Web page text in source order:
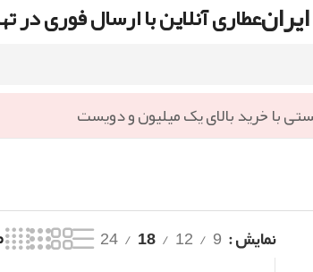
عطاری آنلاین با ارسال فوری در
با خرید بالای یک میلیون و دویست
نمایش 9
12
18
24